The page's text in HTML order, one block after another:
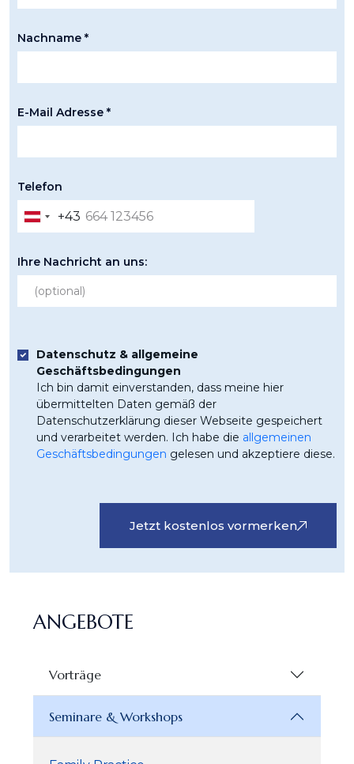
Nachname *
E-Mail Adresse *
Telefon
Austria
+43
+43
Ihre Nachricht an uns:
Datenschutz & allgemeine
Geschäftsbedingungen
Ich bin damit einverstanden, dass meine hier
übermittelten Daten gemäß der
Datenschutzerklärung dieser Webseite gespeichert
und verarbeitet werden. Ich habe die allgemeinen
Geschäftsbedingungen gelesen und akzeptiere diese.
Jetzt kostenlos vormerken
ANGEBOTE
Vorträge
Seminare & Workshops